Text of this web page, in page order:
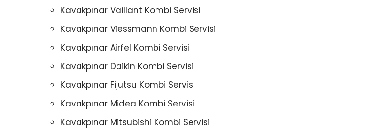
Kavakpınar Vaillant Kombi Servisi
Kavakpınar Viessmann Kombi Servisi
Kavakpınar Airfel Kombi Servisi
Kavakpınar Daikin Kombi Servisi
Kavakpınar Fijutsu Kombi Servisi
Kavakpınar Midea Kombi Servisi
Kavakpınar Mitsubishi Kombi Servisi